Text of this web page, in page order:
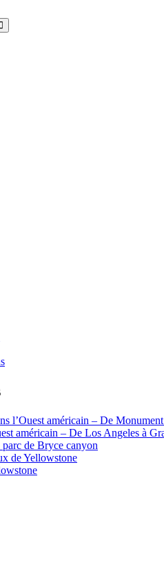
l’Ouest américain – De
américain – De Los Angeles à
de Bryce canyon
de Yellowstone